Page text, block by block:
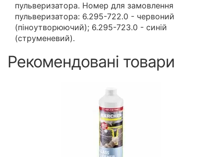
пульверизатора. Номер для замовлення
пульверизатора: 6.295-722.0 - червоний
(піноутворюючий); 6.295-723.0 - синій
(струменевий).
Рекомендовані товари